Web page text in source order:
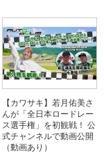
【カワサキ】若月佑美さ
んが「全日本ロードレー
ス選手権」を初観戦！ 公
式チャンネルで動画公開
（動画あり）